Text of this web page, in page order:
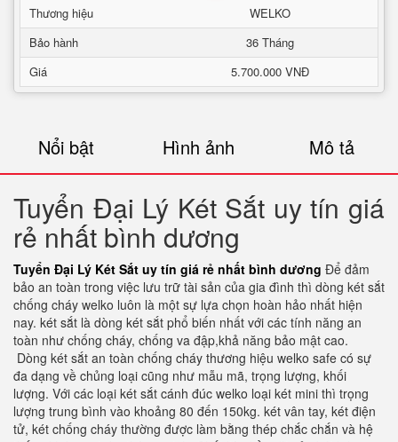
Thương hiệu
WELKO
Bảo hành
36 Tháng
Giá
5.700.000 VNĐ
Nổi bật Hình ảnh Mô tả
Tuyển Đại Lý Két Sắt uy tín giá
rẻ nhất bình dương
Tuyển Đại Lý Két Sắt uy tín giá rẻ nhất bình dương Để đảm
bảo an toàn trong việc lưu trữ tài sản của gia đình thì dòng két sắt
chống cháy welko luôn là một sự lựa chọn hoàn hảo nhất hiện
nay. két sắt là dòng két sắt phổ biến nhất với các tính năng an
toàn như chống cháy, chống va đập,khả năng bảo mật cao.
Dòng két sắt an toàn chống cháy thương hiệu welko safe có sự
đa dạng về chủng loại cũng như mẫu mã, trọng lượng, khối
lượng. Với các loại két sắt cánh đúc welko loại két mini thì trọng
lượng trung bình vào khoảng 80 đến 150kg. két vân tay, két điện
tử, két chống cháy thường được làm bằng thép chắc chắn và hệ